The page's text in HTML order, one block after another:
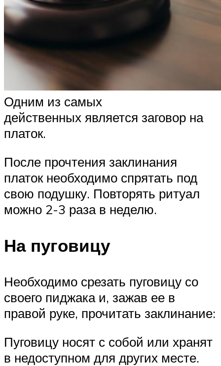
Одним из самых
действенных является заговор на
платок.
После прочтения заклинания
платок необходимо спрятать под
свою подушку. Повторять ритуал
можно 2-3 раза в неделю.
На пуговицу
Необходимо срезать пуговицу со
своего пиджака и, зажав ее в
правой руке, прочитать заклинание:
Пуговицу носят с собой или хранят
в недоступном для других месте.